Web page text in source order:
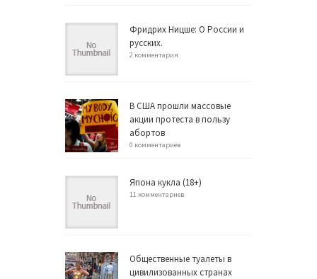
Фридрих Ницше: О России и
русских.
2 комментария
В США прошли массовые
акции протеста в пользу
абортов
0 комментариев
Япона кукла (18+)
11 комментариев
Общественные туалеты в
цивилизованных странах